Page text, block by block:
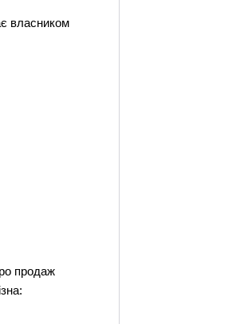
власником
продаж